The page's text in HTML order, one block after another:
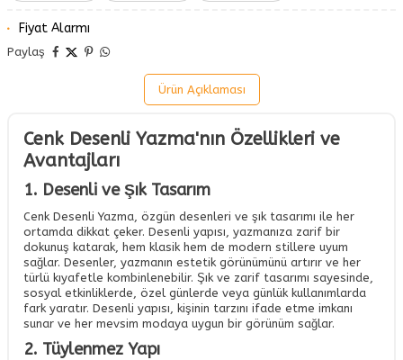
Fiyat Alarmı
Paylaş
Ürün Açıklaması
Cenk Desenli Yazma'nın Özellikleri ve
Avantajları
1. Desenli ve Şık Tasarım
Cenk Desenli Yazma, özgün desenleri ve şık tasarımı ile her
ortamda dikkat çeker. Desenli yapısı, yazmanıza zarif bir
dokunuş katarak, hem klasik hem de modern stillere uyum
sağlar. Desenler, yazmanın estetik görünümünü artırır ve her
türlü kıyafetle kombinlenebilir. Şık ve zarif tasarımı sayesinde,
sosyal etkinliklerde, özel günlerde veya günlük kullanımlarda
fark yaratır. Desenli yapısı, kişinin tarzını ifade etme imkanı
sunar ve her mevsim modaya uygun bir görünüm sağlar.
2. Tüylenmez Yapı